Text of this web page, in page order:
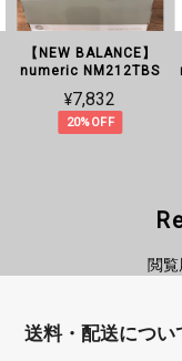
【NEW BALANCE】
numeric NM212TBS
¥7,832
20%OFF
閲覧
送料・配送につい